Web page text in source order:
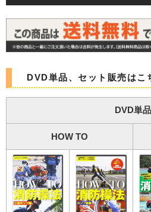
DVD単品、セット販売はこ
DVD単品
HOW TO